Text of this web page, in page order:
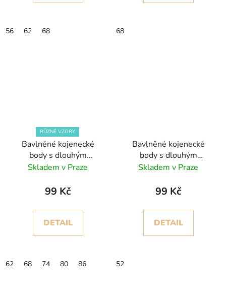
56 62 68 68
RŮZNÉ VZORY
Bavlněné kojenecké
body s dlouhým
rukávem
Skladem v Praze
99 Kč
DETAIL
62 68 74 80 86
Bavlněné kojenecké
body s dlouhým
rukávem, béžová, bunny
Skladem v Praze
99 Kč
DETAIL
52